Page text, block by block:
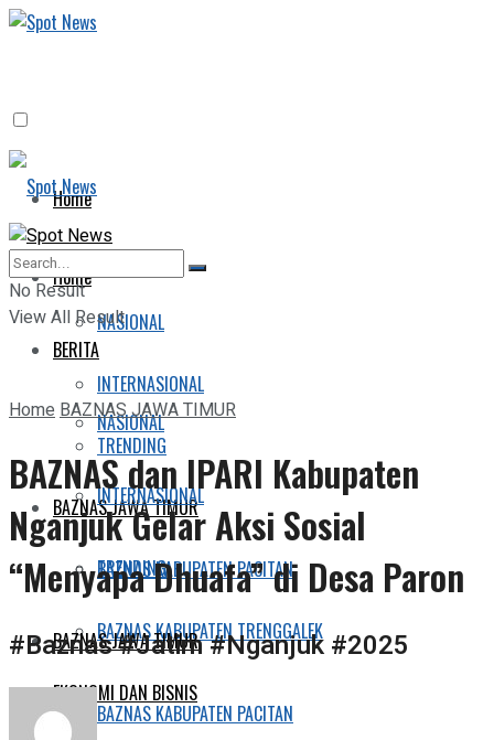
Home
BERITA
NASIONAL
INTERNASIONAL
TRENDING
BAZNAS JAWA TIMUR
BAZNAS KABUPATEN PACITAN
BAZNAS KABUPATEN TRENGGALEK
EKONOMI DAN BISNIS
Home
BERITA
NASIONAL
INTERNASIONAL
TRENDING
BAZNAS JAWA TIMUR
BAZNAS KABUPATEN PACITAN
No Result
View All Result
HomeBAZNAS JAWA TIMUR
BAZNAS dan IPARI Kabupaten
Nganjuk Gelar Aksi Sosial
“Menyapa Dhuafa” di Desa Paron
#Baznas #Jatim #Nganjuk #2025